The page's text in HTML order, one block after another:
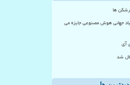
ها
جهانی هوش مصنوعی جایزه می
آی
شد